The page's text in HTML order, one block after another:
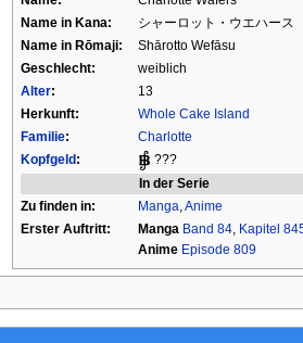
Name in Kana:
シャーロット・ウエハース
Name in Rōmaji:
Shārotto Wefāsu
Geschlecht:
weiblich
Alter:
13
Herkunft:
Whole Cake Island
Familie:
Charlotte
Kopfgeld:
???
In der Serie
Zu finden in:
Manga Anime
Erster Auftritt:
Manga Band 84, Kapitel
Anime Episode 809